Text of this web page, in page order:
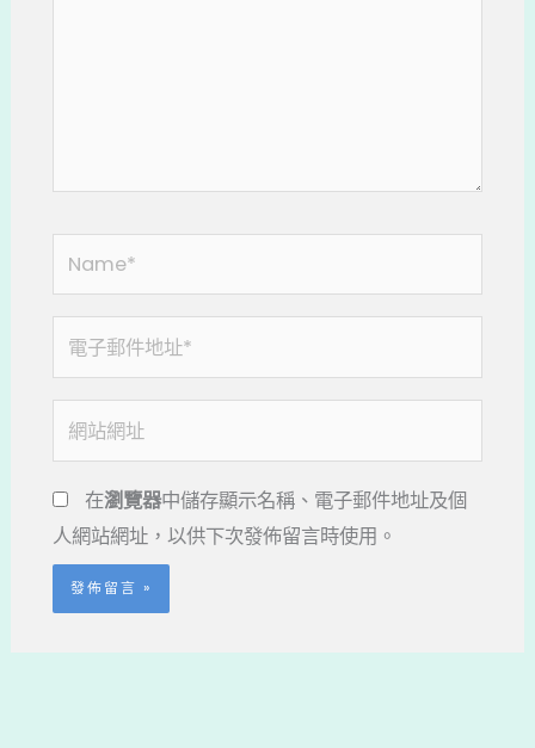
郵
件
址
*
網
址
在瀏覽器中儲存顯示名稱、電子郵件地址及個
人網站網址，以供下次發佈留言時使用。